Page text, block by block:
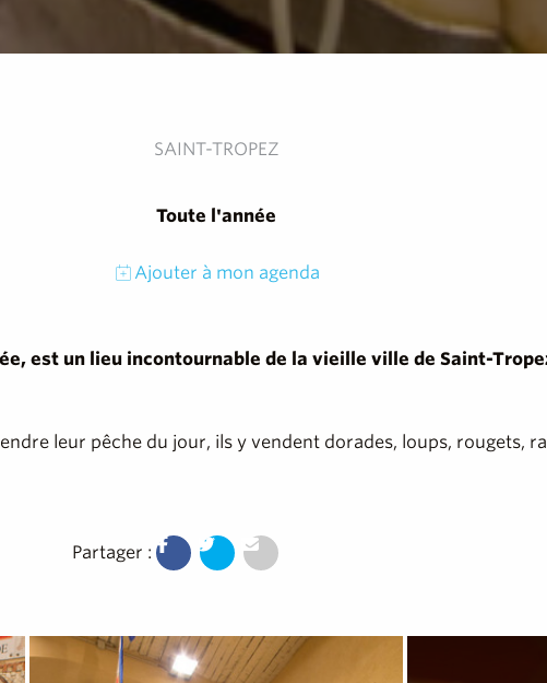
SAINT-TROPEZ
Toute l'année
Ajouter à mon agenda
est un lieu incontournable de la vieille ville de Saint-
leur pêche du jour, ils y vendent dorades, loups, rougets,
Partager :